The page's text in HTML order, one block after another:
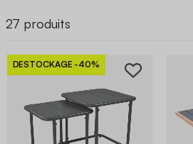
27 produits
DESTOCKAGE -40%